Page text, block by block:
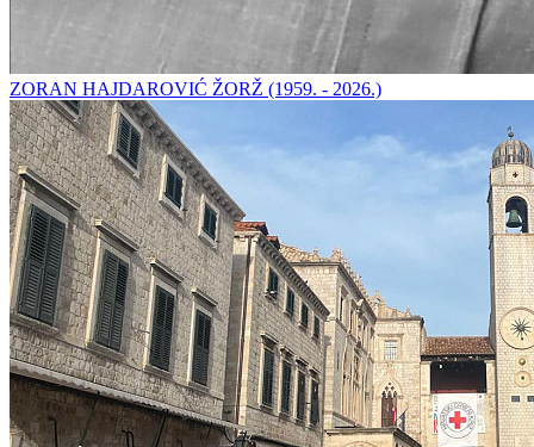
ZORAN HAJDAROVIĆ ŽORŽ (1959. - 2026.)